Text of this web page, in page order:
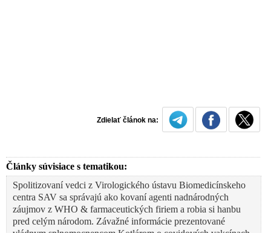
Zdielať článok na:
Články súvisiace s tematikou:
Spolitizovaní vedci z Virologického ústavu Biomedicínskeho
centra SAV sa správajú ako kovaní agenti nadnárodných
záujmov z WHO & farmaceutických firiem a robia si hanbu
pred celým národom. Závažné informácie prezentované